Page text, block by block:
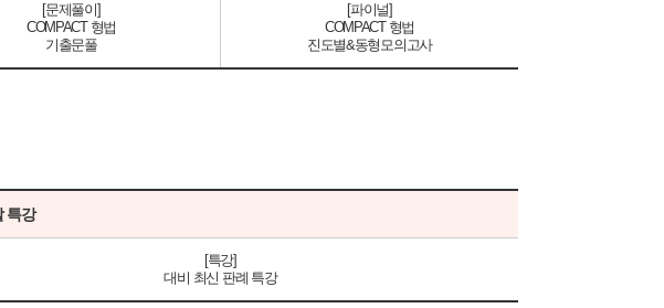
[문제풀이]
COMPACT 형법
기출문풀
[파이널]
COMPACT 형법
진도별&동형모의고사
특강
[특강]
대비 최신 판례 특강